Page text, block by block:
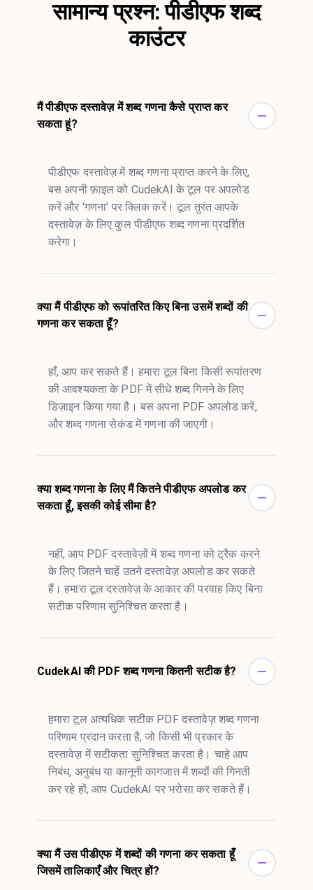
सामान्य प्रश्न: पीडीएफ शब्द
काउंटर
मैं पीडीएफ दस्तावेज़ में शब्द गणना कैसे प्राप्त कर
सकता हूं?
पीडीएफ दस्तावेज़ में शब्द गणना प्राप्त करने के लिए,
बस अपनी फ़ाइल को CudekAI के टूल पर अपलोड
करें और 'गणना' पर क्लिक करें। टूल तुरंत आपके
दस्तावेज़ के लिए कुल पीडीएफ शब्द गणना प्रदर्शित
करेगा।
क्या मैं पीडीएफ को रूपांतरित किए बिना उसमें शब्दों की
गणना कर सकता हूँ?
हाँ, आप कर सकते हैं। हमारा टूल बिना किसी रूपांतरण
की आवश्यकता के PDF में सीधे शब्द गिनने के लिए
डिज़ाइन किया गया है। बस अपना PDF अपलोड करें,
और शब्द गणना सेकंड में गणना की जाएगी।
क्या शब्द गणना के लिए मैं कितने पीडीएफ अपलोड कर
सकता हूँ, इसकी कोई सीमा है?
नहीं, आप PDF दस्तावेज़ों में शब्द गणना को ट्रैक करने
के लिए जितने चाहें उतने दस्तावेज़ अपलोड कर सकते
हैं। हमारा टूल दस्तावेज़ के आकार की परवाह किए बिना
सटीक परिणाम सुनिश्चित करता है।
CudekAI की PDF शब्द गणना कितनी सटीक है?
हमारा टूल अत्यधिक सटीक PDF दस्तावेज़ शब्द गणना
परिणाम प्रदान करता है, जो किसी भी प्रकार के
दस्तावेज़ में सटीकता सुनिश्चित करता है। चाहे आप
निबंध, अनुबंध या कानूनी कागजात में शब्दों की गिनती
कर रहे हों, आप CudekAI पर भरोसा कर सकते हैं।
क्या मैं उस पीडीएफ में शब्दों की गणना कर सकता हूँ
जिसमें तालिकाएँ और चित्र हों?